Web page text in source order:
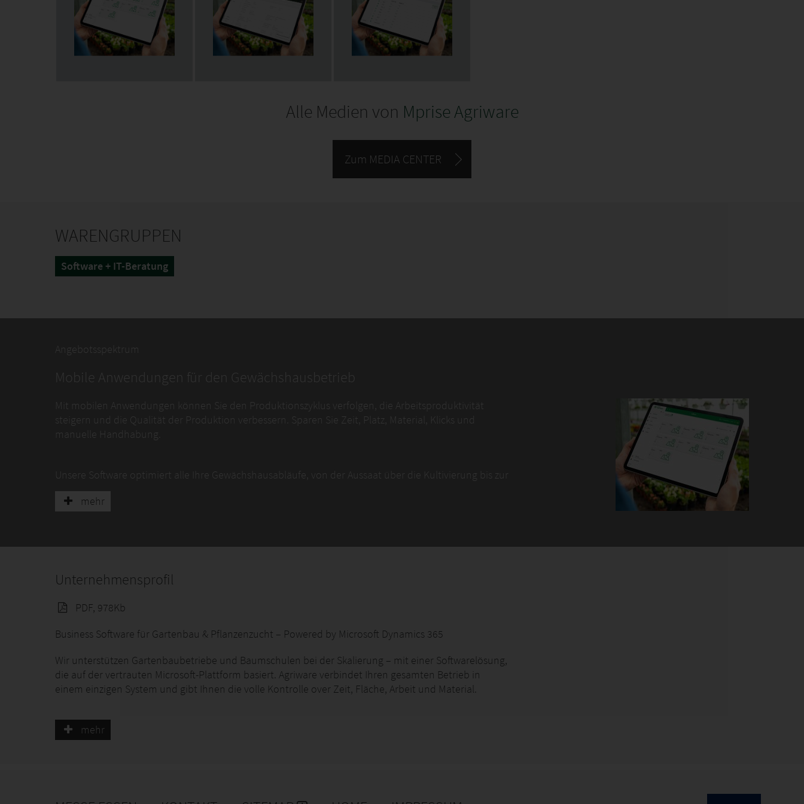
Alle Medien von Mprise Agriware
Zum MEDIA CENTER
WARENGRUPPEN
Software + IT-Beratung
Angebotsspektrum
Mobile Anwendungen für den Gewächshausbetrieb
Mit mobilen Anwendungen können Sie den Produktionszyklus verfolgen, die Arbeitsproduktivität
steigern und die Qualität der Produktion verbessern. Sparen Sie Zeit, Platz, Material, Klicks und
manuelle Handhabung.
Unsere Software optimiert alle Ihre Gewächshausabläufe, von der Aussaat über die Kultivierung bis zur
Auslieferung.
Gewächshaus-App: Scannen von Partien und Bestandsbewegungen
Zeit-App : Arbeitsregistrierung
mehr
Unternehmensprofil
PDF, 978Kb
Business Software für Gartenbau & Pflanzenzucht – Powered by Microsoft Dynamics 365
Wir unterstützen Gartenbaubetriebe und Baumschulen bei der Skalierung – mit einer Softwarelösung,
die auf der vertrauten Microsoft-Plattform basiert. Agriware verbindet Ihren gesamten Betrieb in
einem einzigen System und gibt Ihnen die volle Kontrolle over Zeit, Fläche, Arbeit und Material.
Zettelwirtschaft und schaffen eine zentrale Datenquelle („Single Source of Truth“).
mehr